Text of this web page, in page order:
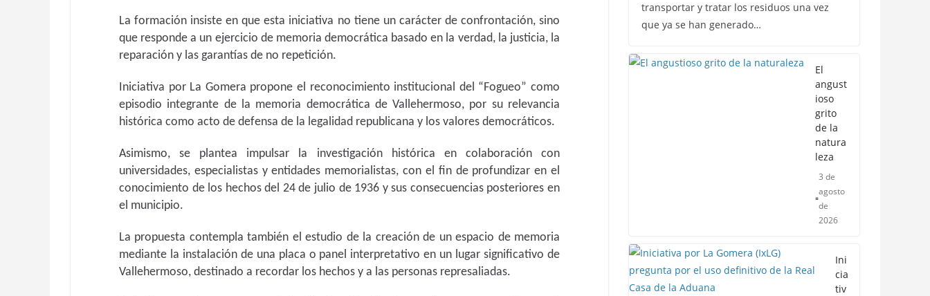
La formación insiste en que esta iniciativa no tiene un carácter de confrontación, sino
que responde a un ejercicio de memoria democrática basado en la verdad, la justicia, la
reparación y las garantías de no repetición.
Iniciativa por La Gomera propone el reconocimiento institucional del “Fogueo” como
episodio integrante de la memoria democrática de Vallehermoso, por su relevancia
histórica como acto de defensa de la legalidad republicana y los valores democráticos.
Asimismo, se plantea impulsar la investigación histórica en colaboración con
universidades, especialistas y entidades memorialistas, con el fin de profundizar en el
conocimiento de los hechos del 24 de julio de 1936 y sus consecuencias posteriores en
el municipio.
La propuesta contempla también el estudio de la creación de un espacio de memoria
mediante la instalación de una placa o panel interpretativo en un lugar significativo de
Vallehermoso, destinado a recordar los hechos y a las personas represaliadas.
transportar y tratar los residuos una vez
que ya se han generado…
El
angust
ioso
grito
de la
natura
leza
3 de
agosto
de
2026
Ini
cia
tiv